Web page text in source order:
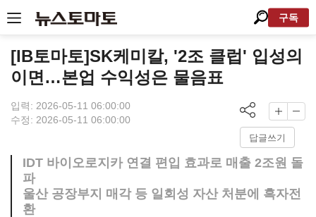
구독
[IB토마토]SK케미칼, '2조 클럽' 입성의
이면…본업 수익성은 물음표
입력: 2026-05-11 06:00:00
수정: 2026-05-11 06:00:00
답글쓰기
IDT 바이오로지카 연결 편입 효과로 매출 2조원 돌
파
울산 공장부지 매각 등 일회성 자산 처분에 흑자전
환